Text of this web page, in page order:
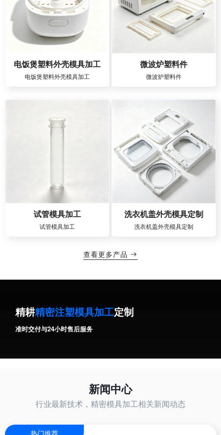
电饭煲塑料外壳模具加工
电饭煲塑料外壳模具加工
微波炉塑料件
微波炉塑料件
试管模具加工
试管模具加工
洗衣机盖外壳模具定制
洗衣机盖外壳模具定制
查看更多产品 
精耕精密注塑模具加工定制
准时交付与24小时售后服务
新闻中心
行业最新技术，精密模具加工相关新闻动态
热门推荐